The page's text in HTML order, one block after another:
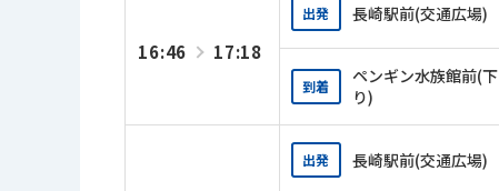
16:46 17:18
出発 長崎駅前(交通広場)
到着
ペンギン水族館前(下
り)
出発 長崎駅前(交通広場)